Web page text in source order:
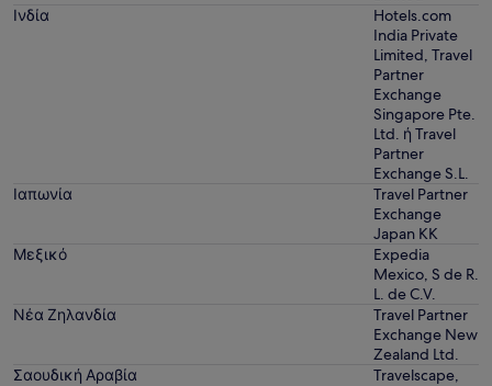
Ινδία
Hotels.com
India Private
Limited, Travel
Partner
Exchange
Singapore Pte.
Ltd. ή Travel
Partner
Exchange S.L.
Ιαπωνία
Travel Partner
Exchange
Japan KK
Μεξικό
Expedia
Mexico, S de R.
L. de C.V.
Νέα Ζηλανδία
Travel Partner
Exchange New
Zealand Ltd.
Σαουδική Αραβία
Travelscape,